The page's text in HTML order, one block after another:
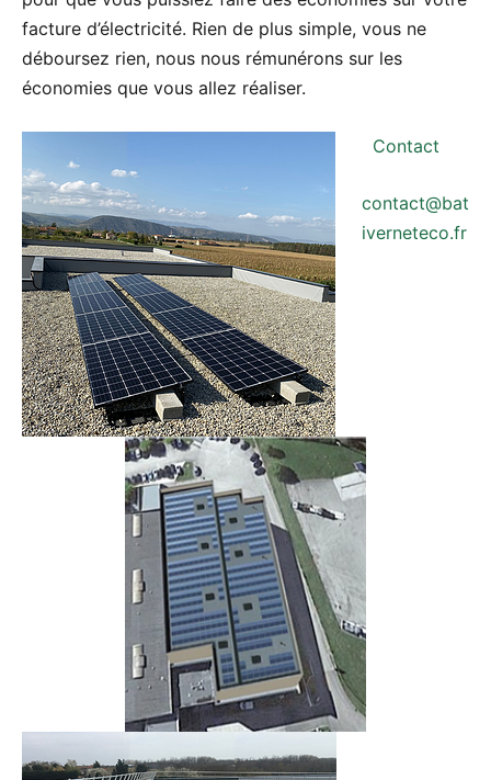
facture d’électricité. Rien de plus simple, vous ne
déboursez rien, nous nous rémunérons sur les
économies que vous allez réaliser.
Contact
contact@bat
iverneteco.fr